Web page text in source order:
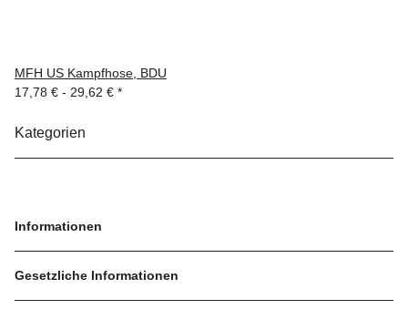
MFH US Kampfhose, BDU
17,78 € - 29,62 € *
Kategorien
Informationen
Gesetzliche Informationen